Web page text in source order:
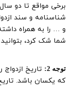
برخی مواقع تا دو
شناسنامه و سند
و … را به همراه
شما شک کرد، بتوانید
توجه 2:
تاریخ
که یکسان باشد.